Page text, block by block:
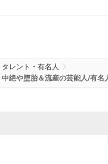
タレント・有名人
中絶や堕胎＆流産の芸能人/有名